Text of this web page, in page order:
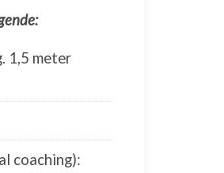
1,5 meter
coaching):